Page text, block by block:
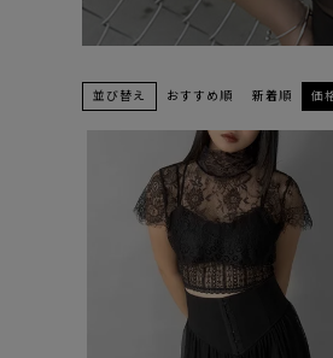
並び替え おすすめ順 新着順 価